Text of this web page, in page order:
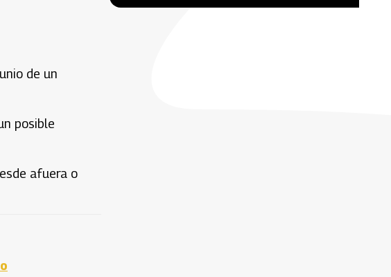
de un
posible
afuera o